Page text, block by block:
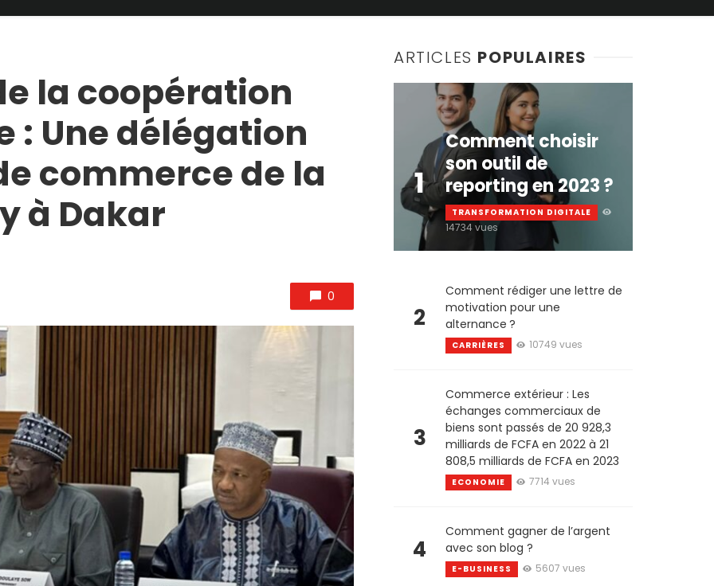
la coopération
Une délégation
commerce de la
à Dakar
0
ARTICLES POPULAIRES
1
Comment choisir
son outil de
reporting en 2023 ?
TRANSFORMATION DIGITALE
14734 vues
2
Comment rédiger une lettre de
motivation pour une
alternance ?
CARRIÈRES 10749 vues
3
Commerce extérieur : Les
échanges commerciaux de
biens sont passés de 20 928,3
milliards de FCFA en 2022 à 21
808,5 milliards de FCFA en 2023
ECONOMIE 7714 vues
4
Comment gagner de l’argent
avec son blog ?
E-BUSINESS 5607 vues